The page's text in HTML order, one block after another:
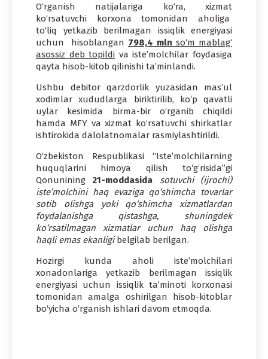
O‘rganish natijalariga ko‘ra, xizmat
ko‘rsatuvchi korxona tomonidan aholiga
to‘liq yetkazib berilmagan issiqlik energiyasi
uchun hisoblangan 798,4 mln so‘m mablag‘
asossiz deb topildi va iste’molchilar foydasiga
qayta hisob-kitob qilinishi ta’minlandi.
Ushbu debitor qarzdorlik yuzasidan mas’ul
xodimlar xududlarga biriktirilib, ko‘p qavatli
uylar kesimida birma-bir o‘rganib chiqildi
hamda MFY va xizmat ko‘rsatuvchi shirkatlar
ishtirokida dalolatnomalar rasmiylashtirildi.
O‘zbekiston Respublikasi “Iste’molchilarning
huquqlarini himoya qilish to‘g‘risida”gi
Qonunining 21-moddasida
sotuvchi (ijrochi)
iste’molchini haq evaziga qo‘shimcha tovarlar
sotib olishga yoki qo‘shimcha xizmatlardan
foydalanishga qistashga, shuningdek
ko‘rsatilmagan xizmatlar uchun haq olishga
haqli emas ekanligibelgilab berilgan.
Hozirgi kunda aholi iste’molchilari
xonadonlariga yetkazib berilmagan issiqlik
energiyasi uchun issiqlik ta’minoti korxonasi
tomonidan amalga oshirilgan hisob-kitoblar
bo‘yicha o‘rganish ishlari davom etmoqda.